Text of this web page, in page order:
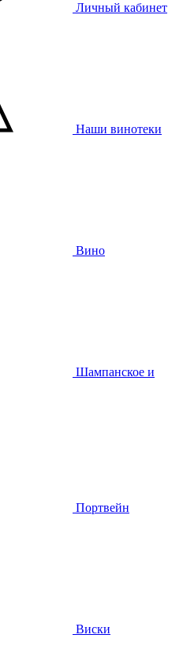
Личный кабинет
Наши винотеки
Вино
Шампанское и
Портвейн
Виски